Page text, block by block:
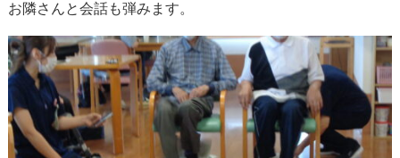
お隣さんと会話も弾みます。